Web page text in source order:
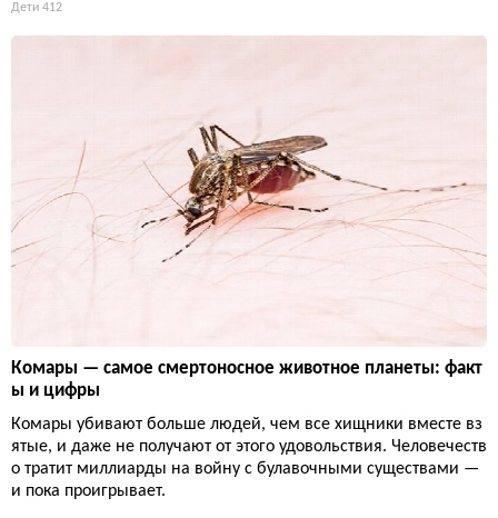
Дети 412
Комары — самое смертоносное животное планеты: факт
ы и цифры
Комары убивают больше людей, чем все хищники вместе вз
ятые, и даже не получают от этого удовольствия. Человечеств
о тратит миллиарды на войну с булавочными существами —
и пока проигрывает.